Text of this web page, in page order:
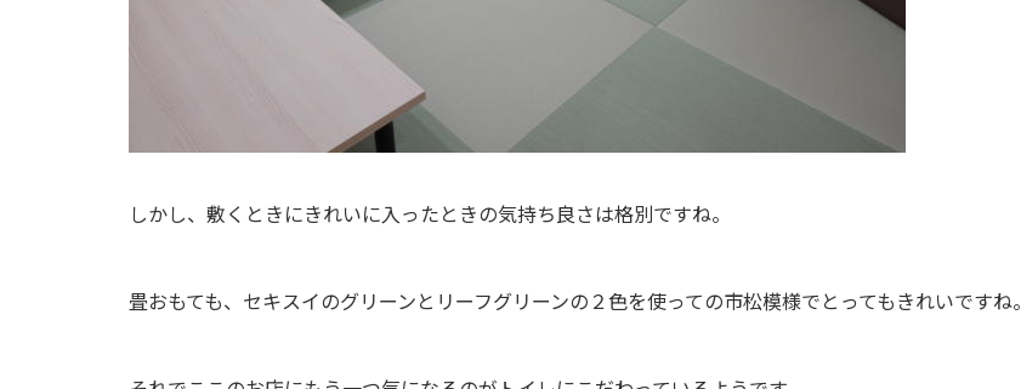
しかし、敷くときにきれいに入ったときの気持ち良さは格別ですね。
畳おもても、セキスイのグリーンとリーフグリーンの２色を使っての市松模様でとってもきれいですね。